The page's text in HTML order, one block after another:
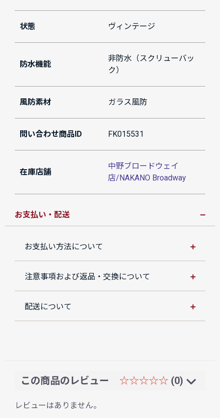
状態 ヴィンテージ
防水機能
非防水（スクリューバッ
ク）
風防素材 ガラス風防
問い合わせ商品ID FK015531
在庫店舗
中野ブロードウェイ
店/NAKANO Broadway
お支払い・配送
お支払い方法について
注意事項および返品・交換について
配送について
この商品のレビュー ☆☆☆☆☆ (0)
レビューはありません。